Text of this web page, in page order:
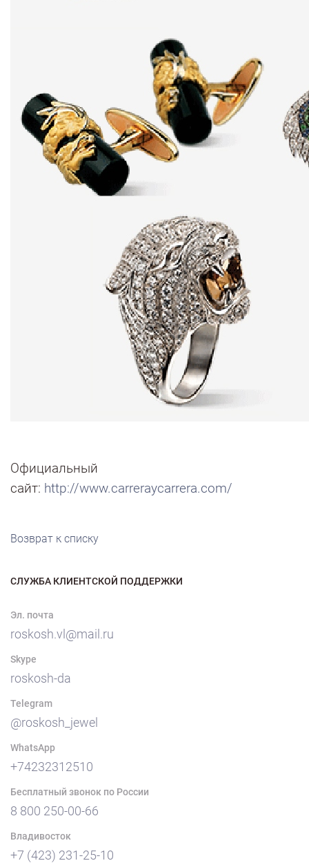
Официальный
сайт: http://www.carreraycarrera.com/
Возврат к списку
СЛУЖБА КЛИЕНТСКОЙ ПОДДЕРЖКИ
Эл. почта
roskosh.vl@mail.ru
Skype
roskosh-da
Telegram
@roskosh_jewel
WhatsApp
+74232312510
Бесплатный звонок по России
8 800 250-00-66
Владивосток
+7 (423) 231-25-10